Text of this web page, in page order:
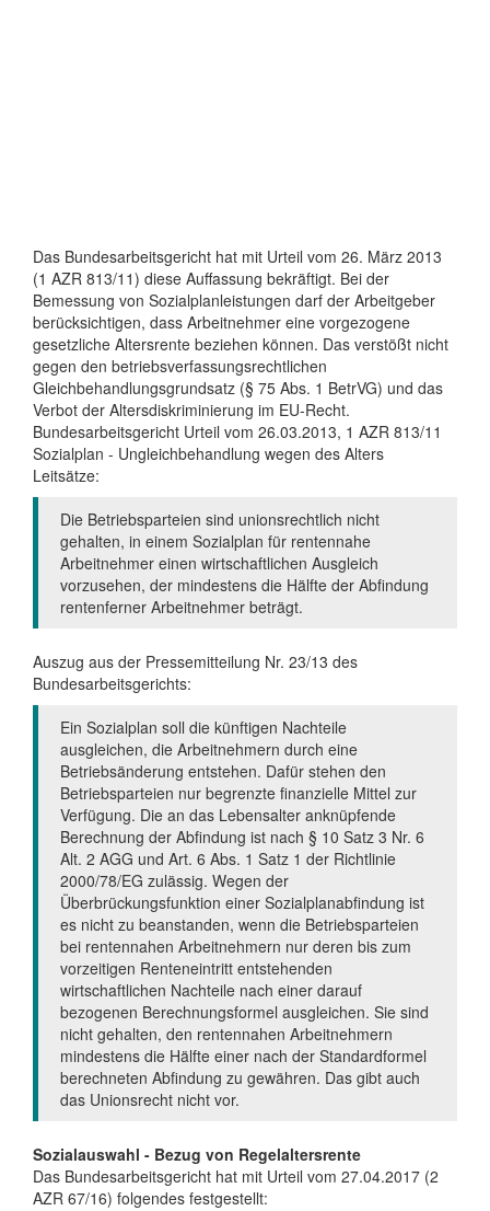
Das Bundesarbeitsgericht hat mit Urteil vom 26. März 2013
(1 AZR 813/11) diese Auffassung bekräftigt. Bei der
Bemessung von Sozialplanleistungen darf der Arbeitgeber
berücksichtigen, dass Arbeitnehmer eine vorgezogene
gesetzliche Altersrente beziehen können. Das verstößt nicht
gegen den betriebsverfassungsrechtlichen
Gleichbehandlungsgrundsatz (§ 75 Abs. 1 BetrVG) und das
Verbot der Altersdiskriminierung im EU-Recht.
Bundesarbeitsgericht Urteil vom 26.03.2013, 1 AZR 813/11
Sozialplan - Ungleichbehandlung wegen des Alters
Leitsätze:
Die Betriebsparteien sind unionsrechtlich nicht
gehalten, in einem Sozialplan für rentennahe
Arbeitnehmer einen wirtschaftlichen Ausgleich
vorzusehen, der mindestens die Hälfte der Abfindung
rentenferner Arbeitnehmer beträgt.
Auszug aus der Pressemitteilung Nr. 23/13 des
Bundesarbeitsgerichts:
Ein Sozialplan soll die künftigen Nachteile
ausgleichen, die Arbeitnehmern durch eine
Betriebsänderung entstehen. Dafür stehen den
Betriebsparteien nur begrenzte finanzielle Mittel zur
Verfügung. Die an das Lebensalter anknüpfende
Berechnung der Abfindung ist nach § 10 Satz 3 Nr. 6
Alt. 2 AGG und Art. 6 Abs. 1 Satz 1 der Richtlinie
2000/78/EG zulässig. Wegen der
Überbrückungsfunktion einer Sozialplanabfindung ist
es nicht zu beanstanden, wenn die Betriebsparteien
bei rentennahen Arbeitnehmern nur deren bis zum
vorzeitigen Renteneintritt entstehenden
wirtschaftlichen Nachteile nach einer darauf
bezogenen Berechnungsformel ausgleichen. Sie sind
nicht gehalten, den rentennahen Arbeitnehmern
mindestens die Hälfte einer nach der Standardformel
berechneten Abfindung zu gewähren. Das gibt auch
das Unionsrecht nicht vor.
Sozialauswahl - Bezug von Regelaltersrente
Das Bundesarbeitsgericht hat mit Urteil vom 27.04.2017 (2
AZR 67/16) folgendes festgestellt: